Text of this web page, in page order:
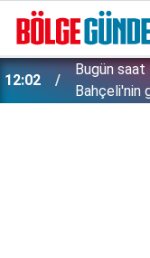
12:02
Bugün saat
Bahçeli'nin